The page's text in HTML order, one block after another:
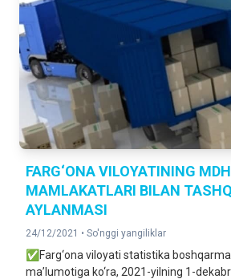
FARG‘ONA VILOYATINING MDH
MAMLAKATLARI BILAN
AYLANMASI
24/12/2021 • So'nggi yangiliklar
✅Farg‘ona viloyati statistika
ma’lumotiga ko‘ra, 2021-yilning 1-